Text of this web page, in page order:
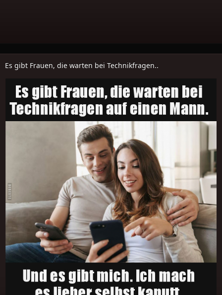
Es gibt Frauen, die warten bei Technikfragen..